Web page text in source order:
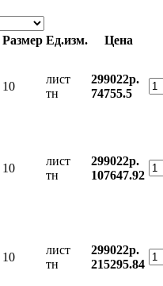
Размер Ед.изм.
Цена
10
лист
тн
299022р.
74755.5
10
лист
тн
299022р.
107647.92
10
лист
тн
299022р.
215295.84